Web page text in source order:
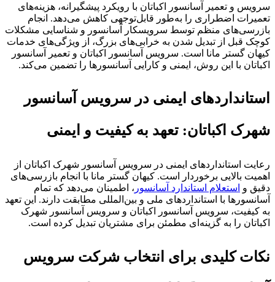
سرویس و تعمیر آسانسور اکباتان با رویکرد پیشگیرانه، هزینه‌های
تعمیرات اضطراری را به‌طور قابل‌توجهی کاهش می‌دهد. انجام
بازرسی‌های منظم توسط سرویسکار آسانسور و شناسایی مشکلات
کوچک قبل از تبدیل شدن به خرابی‌های بزرگ، از ویژگی‌های خدمات
کیهان گستر مانا است. سرویس آسانسور اکباتان و تعمیر آسانسور
اکباتان با این روش، ایمنی و کارایی آسانسورها را تضمین می‌کند.
استانداردهای ایمنی در سرویس آسانسور
شهرک اکباتان: تعهد به کیفیت و ایمنی
رعایت استانداردهای ایمنی در سرویس آسانسور شهرک اکباتان از
اهمیت بالایی برخوردار است. کیهان گستر مانا با انجام بازرسی‌های
دقیق و استعلام استاندارد آسانسور ، اطمینان می‌دهد که تمام
آسانسورها با استانداردهای ملی و بین‌المللی مطابقت دارند. این تعهد
به کیفیت، سرویس آسانسور اکباتان و سرویس آسانسور شهرک
اکباتان را به گزینه‌ای مطمئن برای مشتریان تبدیل کرده است.
نکات کلیدی برای انتخاب شرکت سرویس